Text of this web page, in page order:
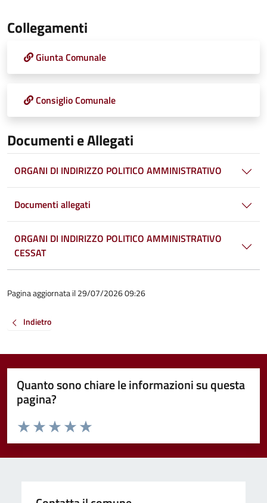
Collegamenti
Giunta Comunale
Consiglio Comunale
Documenti e Allegati
ORGANI DI INDIRIZZO POLITICO AMMINISTRATIVO
Documenti allegati
ORGANI DI INDIRIZZO POLITICO AMMINISTRATIVO
CESSAT
Pagina aggiornata il 29/07/2026 09:26
Indietro
Quanto sono chiare le informazioni su questa
pagina?
Valuta da 1 a 5 stelle la pagina
Valuta 5 stelle su 5
Valuta 4 stelle su 5
Valuta 3 stelle su 5
Valuta 2 stelle su 5
Valuta 1 stelle su 5